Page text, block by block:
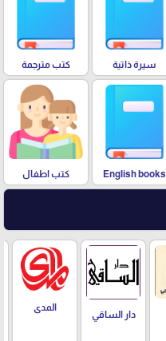
سيرة ذاتية كتب مترجمة
English books كتب اطفال
دار الساقي
المدى